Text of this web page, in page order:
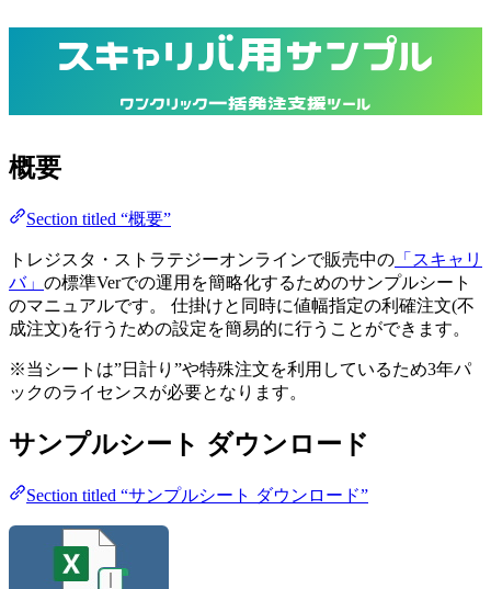
スキャリバ用サンプル
ワンクリック一括発注支援ツール
概要
Section titled “概要”
トレジスタ・ストラテジーオンラインで販売中の 「スキャリ
バ」 の標準Verでの運用を簡略化するためのサンプルシート
のマニュアルです。 仕掛けと同時に値幅指定の利確注文(不
成注文)を行うための設定を簡易的に行うことができます。
※当シートは”日計り”や特殊注文を利用しているため3年パ
ックのライセンスが必要となります。
サンプルシート ダウンロード
Section titled “サンプルシート ダウンロード”